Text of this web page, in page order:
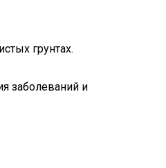
грунтах.
заболеваний и